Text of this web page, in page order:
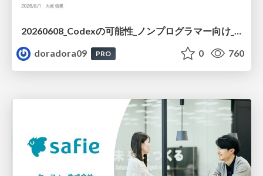
doradora09
PRO 0 760